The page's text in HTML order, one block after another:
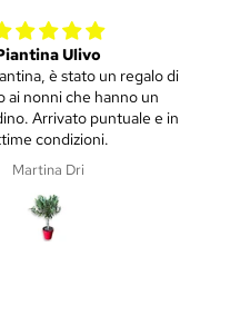
Rossa o PURSHA Ø15cm
Agrume Made in Sicily
MARIA KYRIAKOU